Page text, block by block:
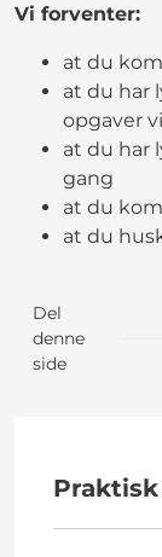
Vi forventer:
at du
at du har
opgaver
at du har
gang
at du
at du
Del
denne
side